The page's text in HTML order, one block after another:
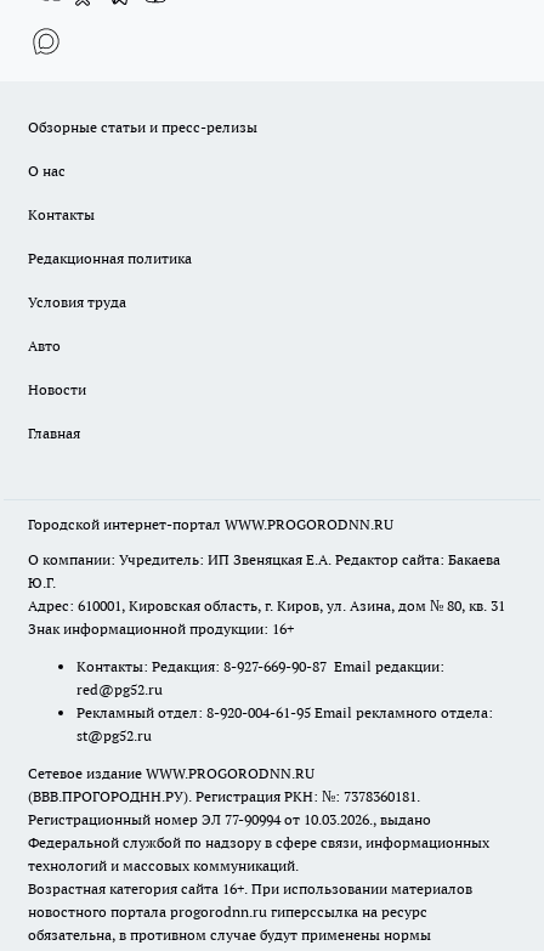
Обзорные статьи и пресс-релизы
О нас
Контакты
Редакционная политика
Условия труда
Авто
Новости
Главная
Городской интернет-портал WWW.PROGORODNN.RU
О компании: Учредитель: ИП Звеняцкая Е.А. Редактор сайта: Бакаева
Ю.Г.
Адрес: 610001, Кировская область, г. Киров, ул. Азина, дом № 80, кв. 31
Знак информационной продукции: 16+
Контакты: Редакция: 8-927-669-90-87 Email редакции:
red@pg52.ru
Рекламный отдел: 8-920-004-61-95 Email рекламного отдела:
st@pg52.ru
Сетевое издание WWW.PROGORODNN.RU
(ВВВ.ПРОГОРОДНН.РУ). Регистрация РКН: №: 7378360181.
Регистрационный номер ЭЛ 77-90994 от 10.03.2026., выдано
Федеральной службой по надзору в сфере связи, информационных
технологий и массовых коммуникаций.
Возрастная категория сайта 16+. При использовании материалов
новостного портала progorodnn.ru гиперссылка на ресурс
обязательна, в противном случае будут применены нормы